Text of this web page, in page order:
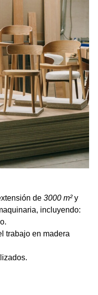
de 3000 m²y
incluyendo:
trabajo en madera